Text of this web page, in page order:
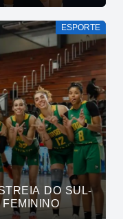
ESPORTE
DO SUL-